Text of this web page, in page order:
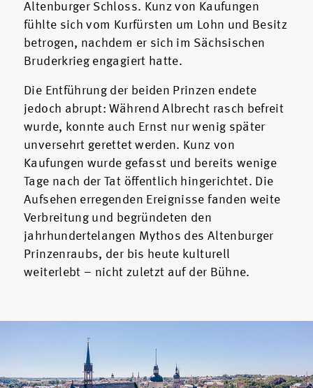
Altenburger Schloss. Kunz von Kaufungen
fühlte sich vom Kurfürsten um Lohn und Besitz
betrogen, nachdem er sich im Sächsischen
Bruderkrieg engagiert hatte.
Die Entführung der beiden Prinzen endete
jedoch abrupt: Während Albrecht rasch befreit
wurde, konnte auch Ernst nur wenig später
unversehrt gerettet werden. Kunz von
Kaufungen wurde gefasst und bereits wenige
Tage nach der Tat öffentlich hingerichtet. Die
Aufsehen erregenden Ereignisse fanden weite
Verbreitung und begründeten den
jahrhundertelangen Mythos des Altenburger
Prinzenraubs, der bis heute kulturell
weiterlebt – nicht zuletzt auf der Bühne.